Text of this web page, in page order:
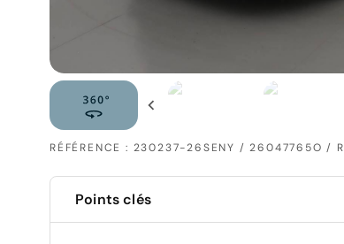
RÉFÉRENCE : 230237-26SENY / 26047765O / R
Points clés